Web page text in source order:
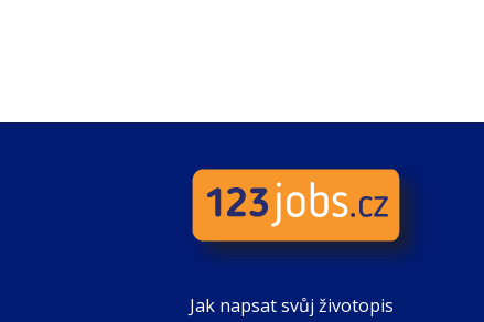
Jak napsat svůj životopis